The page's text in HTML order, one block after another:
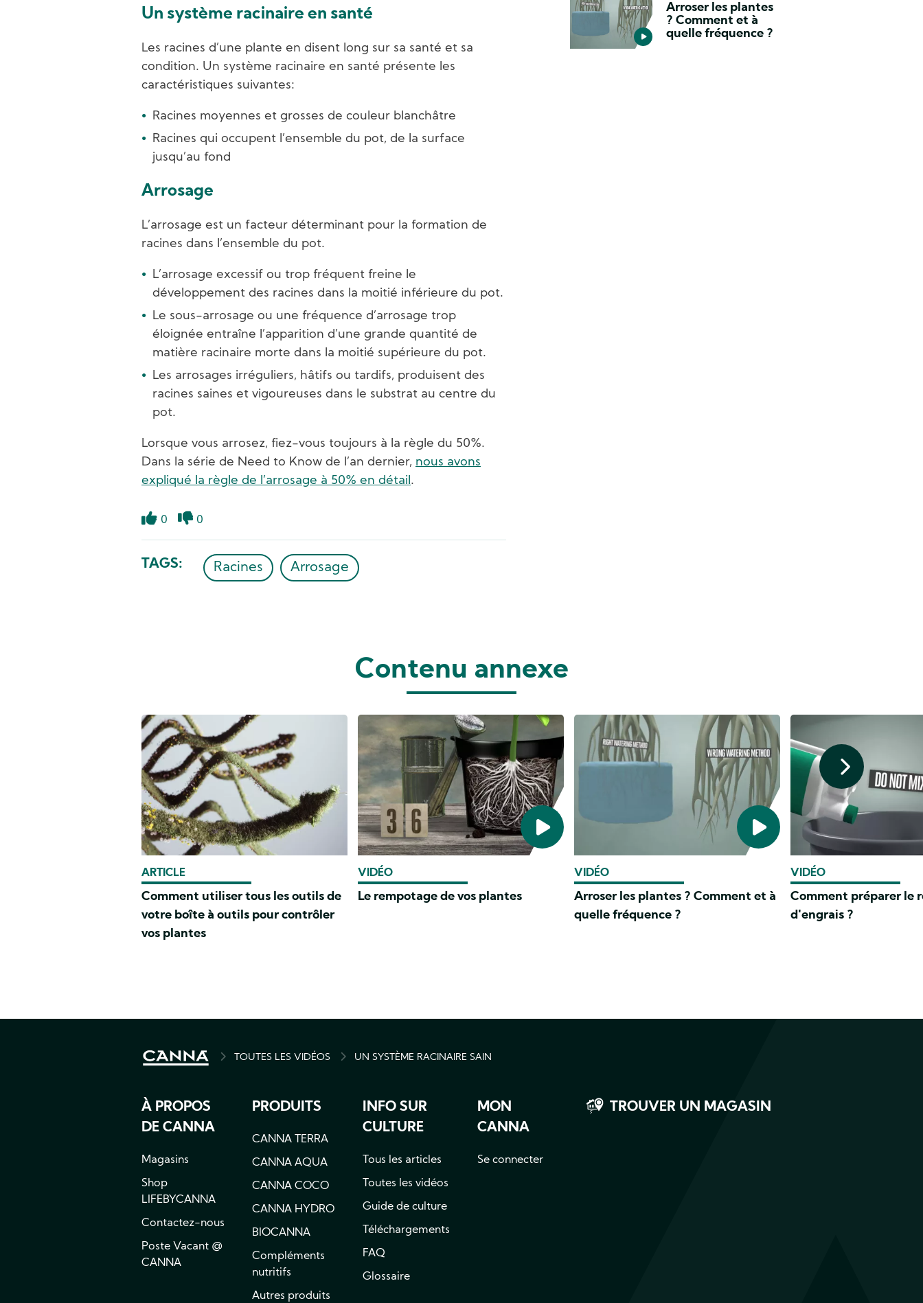
Un système racinaire en santé
Les racines d’une plante en disent long sur sa santé et sa
condition. Un système racinaire en santé présente les
caractéristiques suivantes:
Racines moyennes et grosses de couleur blanchâtre
Racines qui occupent l’ensemble du pot, de la surface
jusqu’au fond
Arrosage
L’arrosage est un facteur déterminant pour la formation de
racines dans l’ensemble du pot.
L’arrosage excessif ou trop fréquent freine le
développement des racines dans la moitié inférieure du pot.
Le sous-arrosage ou une fréquence d’arrosage trop
éloignée entraîne l’apparition d’une grande quantité de
matière racinaire morte dans la moitié supérieure du pot.
Les arrosages irréguliers, hâtifs ou tardifs, produisent des
racines saines et vigoureuses dans le substrat au centre du
pot.
Lorsque vous arrosez, fiez-vous toujours à la règle du 50%.
Dans la série de Need to Know de l’an dernier, nous avons
expliqué la règle de l’arrosage à 50% en détail .
0 0
TAGS Racines Arrosage
Arroser les plantes
? Comment et à
quelle fréquence ?
Contenu annexe
ARTICLE
Comment utiliser tous les outils de
votre boîte à outils pour contrôler
vos plantes
VIDÉO
Le rempotage de vos plantes
VIDÉO
Arroser les plantes ? Comment et à
quelle fréquence ?
VIDÉO
Comment préparer le
d'engrais ?
BREADCRUMB
TOUTES LES VIDÉOS UN SYSTÈME RACINAIRE SAIN
À PROPOS
DE CANNA
Magasins
Shop
LIFEBYCANNA
Contactez-nous
Poste Vacant @
CANNA
PRODUITS
CANNA TERRA
CANNA AQUA
CANNA COCO
CANNA HYDRO
BIOCANNA
Compléments
nutritifs
Autres produits
INFO SUR
CULTURE
Tous les articles
Toutes les vidéos
Guide de culture
Téléchargements
FAQ
Glossaire
MON
CANNA
Se connecter
TROUVER UN MAGASIN